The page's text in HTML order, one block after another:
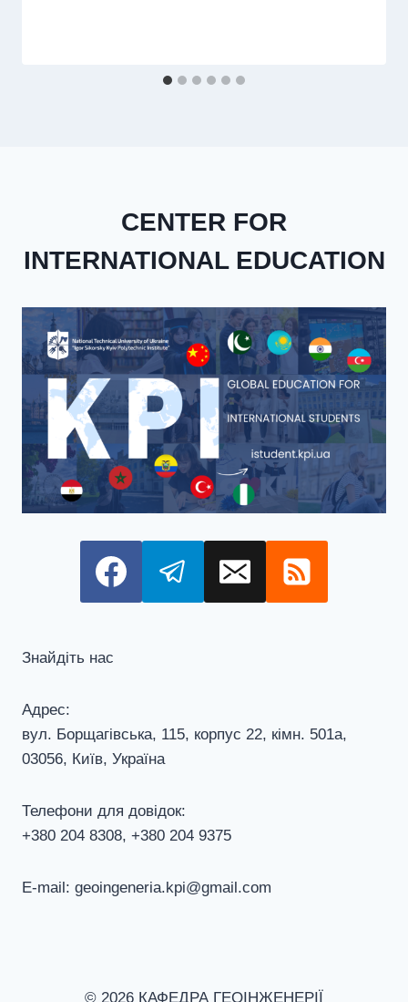
CENTER FOR
INTERNATIONAL EDUCATION
Знайдіть нас
Адрес:
вул. Борщагівська, 115, корпус 22, кiмн. 501а,
03056, Київ, Україна
Телефони для довiдок:
+380 204 8308, +380 204 9375
E-mail: geoingeneria.kpi@gmail.com
© 2026 КАФЕДРА ГЕОІНЖЕНЕРІЇ